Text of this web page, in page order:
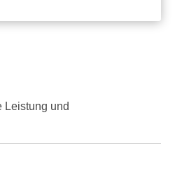
Leistung und